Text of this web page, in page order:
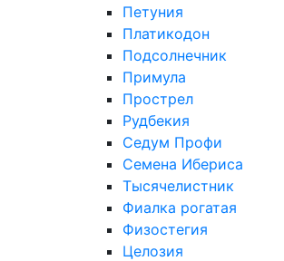
Петуния
Платикодон
Подсолнечник
Примула
Прострел
Рудбекия
Седум Профи
Семена Ибериса
Тысячелистник
Фиалка рогатая
Физостегия
Целозия